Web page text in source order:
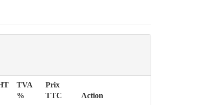
TVA
%
Prix
TTC
Action